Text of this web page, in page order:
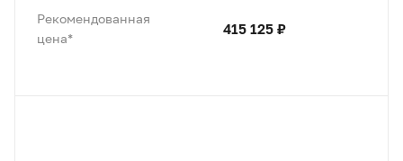
Рекомендованная
цена*
415 125 ₽